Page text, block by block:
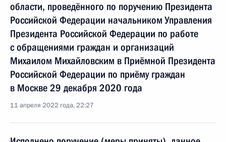
области, проведённого по поручению Президента
Российской Федерации начальником Управления
Президента Российской Федерации по работе
с обращениями граждан и организаций
Михаилом Михайловским в Приёмной Президента
Российской Федерации по приёму граждан
в Москве 29 декабря 2020 года
11 апреля 2022 года, 22:27